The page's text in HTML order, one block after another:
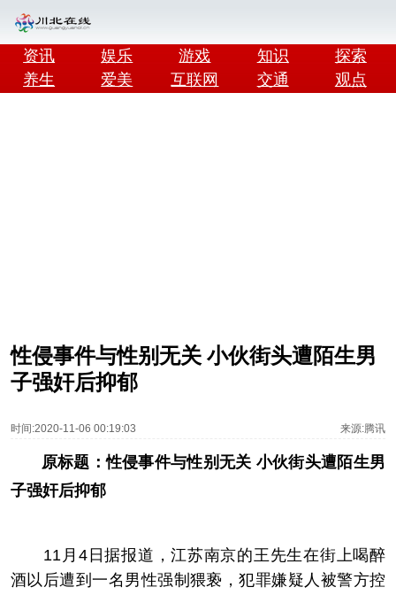
资讯 娱乐 游戏 知识
探索
养生
爱美 互联网 交通 观点
性侵事件与性别无关 小伙街头遭陌生男
子强奸后抑郁
时间:2020-11-06 00:19:03 来源:腾讯
原标题：性侵事件与性别无关 小伙街头遭陌生男
子强奸后抑郁
11月4日据报道，江苏南京的王先生在街上喝醉
酒以后遭到一名男性强制猥亵，犯罪嫌疑人被警方控